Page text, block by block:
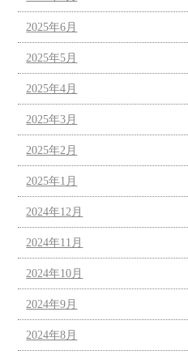
2025年6月
2025年5月
2025年4月
2025年3月
2025年2月
2025年1月
2024年12月
2024年11月
2024年10月
2024年9月
2024年8月